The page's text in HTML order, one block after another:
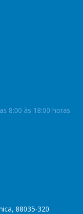
8:00 às 18:00 horas
88035-320